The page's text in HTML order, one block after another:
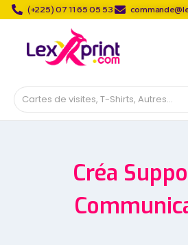
(+225) 07 11 65 05 53
Créa